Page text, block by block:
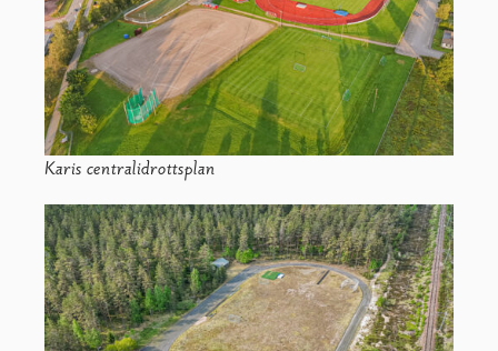
Karis centralidrottsplan